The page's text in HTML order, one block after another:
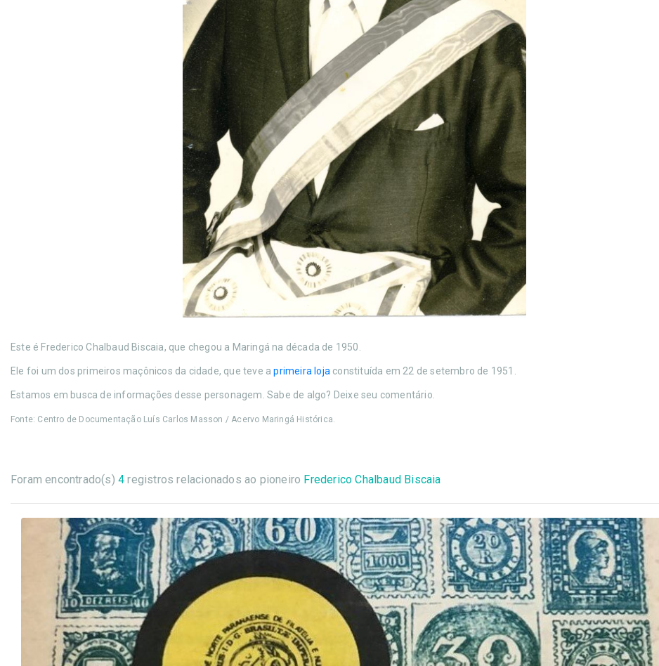
Este é Frederico Chalbaud Biscaia, que chegou a Maringá na década de 1950.
Ele foi um dos primeiros maçônicos da cidade, que teve aprimeira loja constituída em 22 de setembro de 1951.
Estamos em busca de informações desse personagem. Sabe de algo? Deixe seu comentário.
Fonte: Centro de Documentação Luís Carlos Masson / Acervo Maringá Histórica.
Foram encontrado(s) 4 registros relacionados ao pioneiro Frederico Chalbaud Biscaia